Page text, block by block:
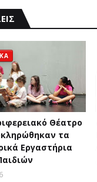
Θέατρο
τα
Εργαστήρια